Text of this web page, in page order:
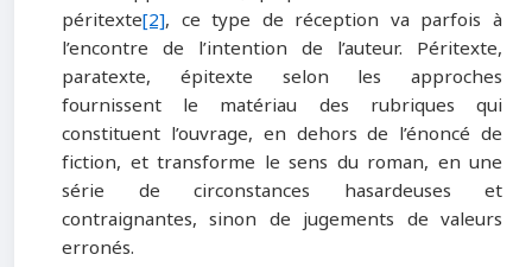
péritexte[2], ce type de réception va parfois à
l’encontre de l’intention de l’auteur. Péritexte,
paratexte, épitexte selon les approches
fournissent le matériau des rubriques qui
constituent l’ouvrage, en dehors de l’énoncé de
fiction, et transforme le sens du roman, en une
série de circonstances hasardeuses et
contraignantes, sinon de jugements de valeurs
erronés.